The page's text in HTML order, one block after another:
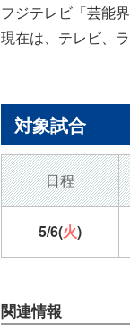
フジテレビ「芸能
現在は、テレビ、
対象試合
日程
5/6(火)
関連情報